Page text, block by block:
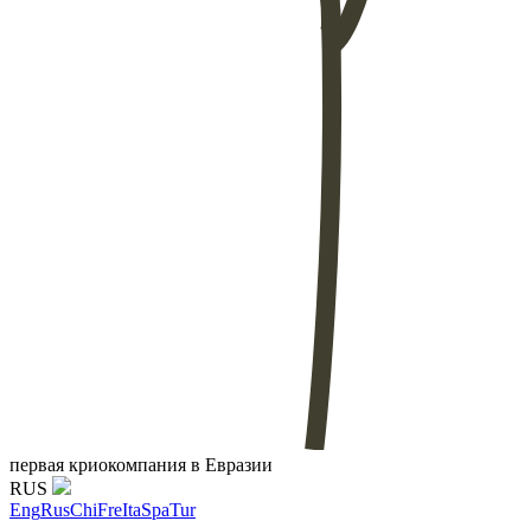
первая криокомпания в Евразии
RUS
EngRusChiFreItaSpaTur